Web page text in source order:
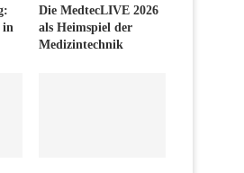
in
Die MedtecLIVE 2026
als Heimspiel der
Medizintechnik